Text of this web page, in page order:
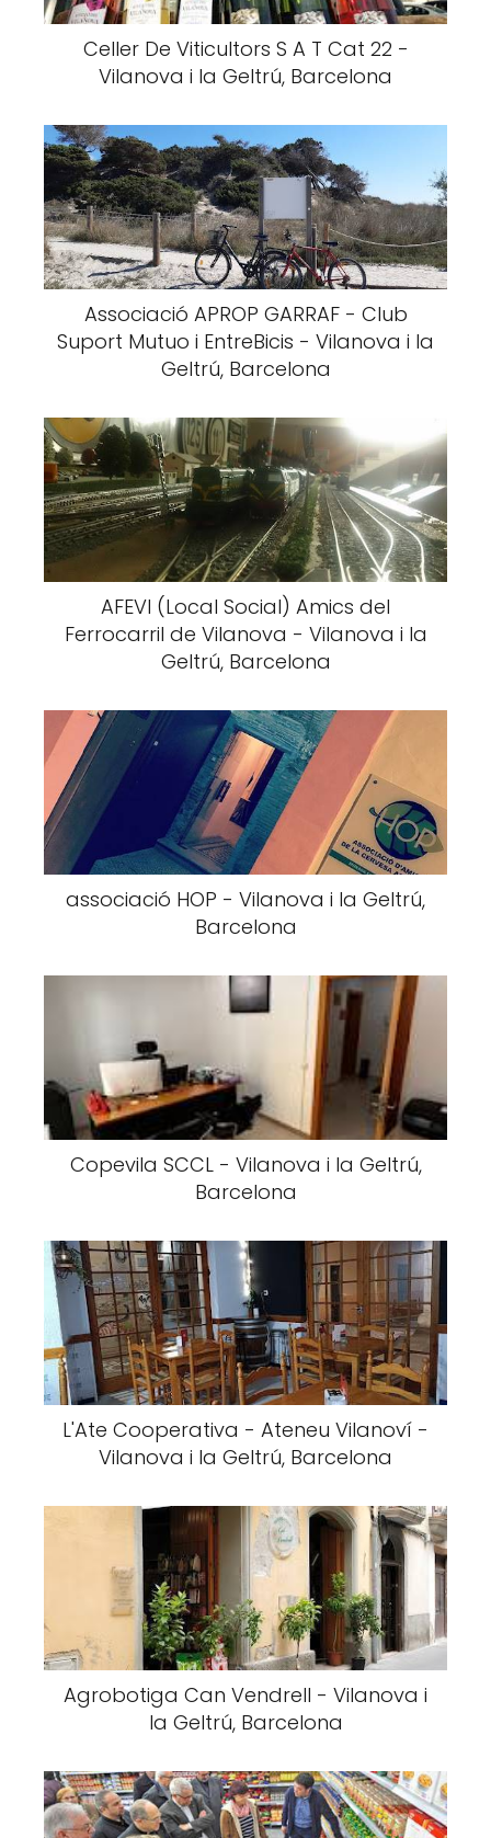
Celler De Viticultors S A T Cat 22 -
Vilanova i la Geltrú, Barcelona
Associació APROP GARRAF - Club
Suport Mutuo i EntreBicis - Vilanova i la
Geltrú, Barcelona
AFEVI (Local Social) Amics del
Ferrocarril de Vilanova - Vilanova i la
Geltrú, Barcelona
associació HOP - Vilanova i la Geltrú,
Barcelona
Copevila SCCL - Vilanova i la Geltrú,
Barcelona
L'Ate Cooperativa - Ateneu Vilanoví -
Vilanova i la Geltrú, Barcelona
Agrobotiga Can Vendrell - Vilanova i
la Geltrú, Barcelona